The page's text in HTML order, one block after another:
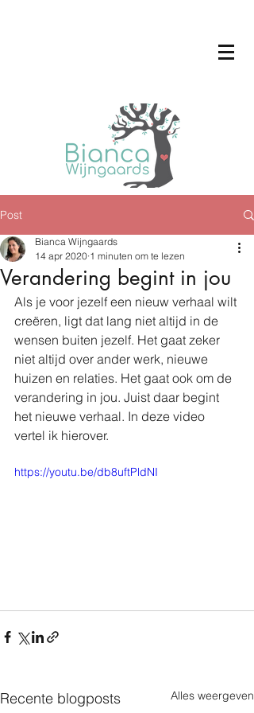
Post
Verandering begint in jou
Bianca Wijngaards
14 apr 2020 1 minuten om te lezen
Als je voor jezelf een nieuw verhaal wilt
creëren, ligt dat lang niet altijd in de
wensen buiten jezelf. Het gaat zeker
niet altijd over ander werk, nieuwe
huizen en relaties. Het gaat ook om de
verandering in jou. Juist daar begint
het nieuwe verhaal. In deze video
vertel ik hierover.
https://youtu.be/db8uftPldNI
Recente blogposts Alles weergeven